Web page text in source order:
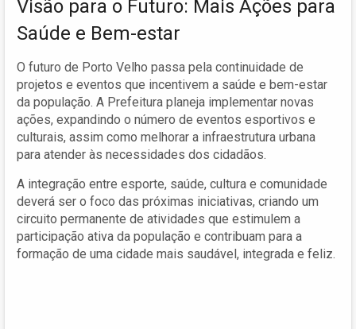
Visão para o Futuro: Mais Ações para
Saúde e Bem-estar
O futuro de Porto Velho passa pela continuidade de
projetos e eventos que incentivem a saúde e bem-estar
da população. A Prefeitura planeja implementar novas
ações, expandindo o número de eventos esportivos e
culturais, assim como melhorar a infraestrutura urbana
para atender às necessidades dos cidadãos.
A integração entre esporte, saúde, cultura e comunidade
deverá ser o foco das próximas iniciativas, criando um
circuito permanente de atividades que estimulem a
participação ativa da população e contribuam para a
formação de uma cidade mais saudável, integrada e feliz.